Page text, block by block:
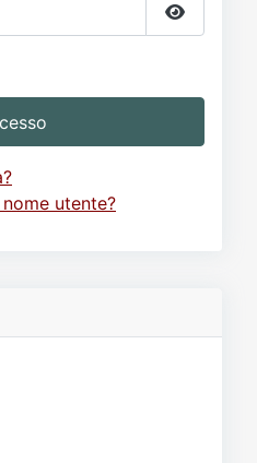
Mostra
utente?